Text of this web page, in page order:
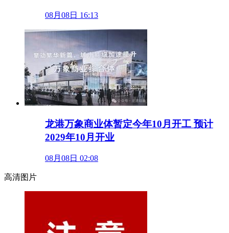
08月08日 16:13
龙港万象商业体暂定今年10月开工 预计
2029年10月开业
08月08日 02:08
高清图片